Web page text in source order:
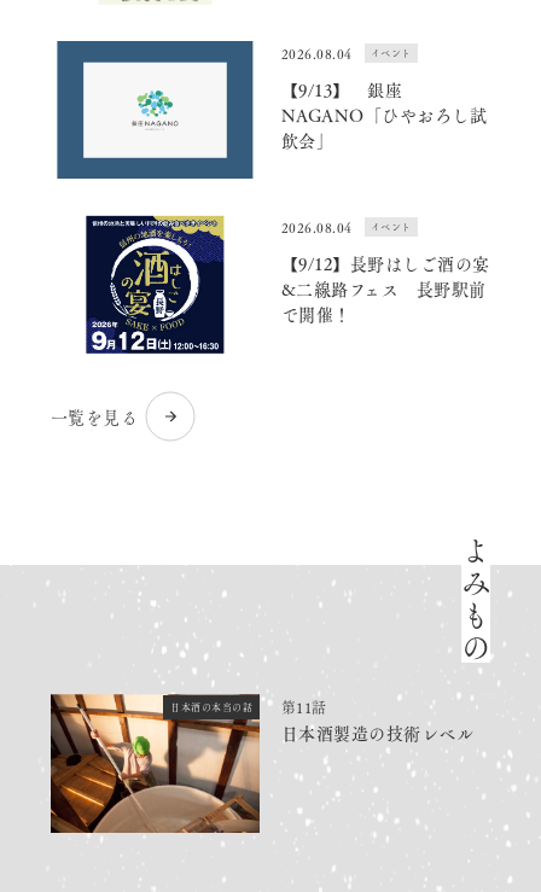
2026.08.04 イベント
【9/13】 銀座
NAGANO「ひやおろし試
飲会」
2026.08.04 イベント
【9/12】長野はしご酒の宴
&二線路フェス 長野駅前
で開催！
一覧を見る
よみもの
日本酒の本当の話 第11話
日本酒製造の技術レベル